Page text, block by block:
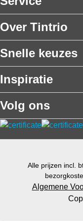
Over Tintrio
Snelle keuzes
Inspiratie
Volg ons
Alle prijzen incl.
Algemene